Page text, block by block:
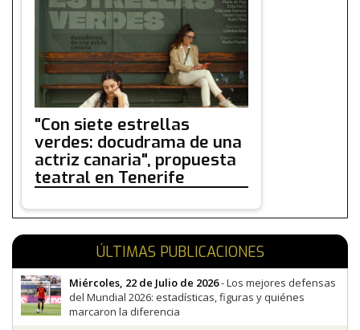
"Con siete estrellas
verdes: docudrama de una
actriz canaria", propuesta
teatral en Tenerife
ÚLTIMAS PUBLICACIONES
Miércoles, 22 de Julio de 2026- Los mejores defensas
del Mundial 2026: estadísticas, figuras y quiénes
marcaron la diferencia